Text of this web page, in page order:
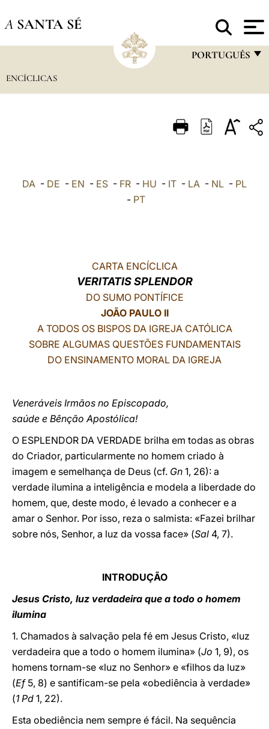
A SANTA SÉ
PORTUGUÊS
ITALIANO
LATINE
ENCÍCLICAS
DA - DE - EN - ES - FR - HU - IT - LA - NL - PL
- PT
CARTA ENCÍCLICA
VERITATIS SPLENDOR
DO SUMO PONTÍFICE
JOÃO PAULO II
A TODOS OS BISPOS DA IGREJA CATÓLICA
SOBRE ALGUMAS QUESTÕES FUNDAMENTAIS
DO ENSINAMENTO MORAL DA IGREJA
Veneráveis Irmãos no Episcopado,
saúde e Bênção Apostólica!
O ESPLENDOR DA VERDADE brilha em todas as obras
do Criador, particularmente no homem criado à
imagem e semelhança de Deus (cf. Gn 1, 26): a
verdade ilumina a inteligência e modela a liberdade do
homem, que, deste modo, é levado a conhecer e a
amar o Senhor. Por isso, reza o salmista: «Fazei brilhar
sobre nós, Senhor, a luz da vossa face» (Sal 4, 7).
INTRODUÇÃO
Jesus Cristo, luz verdadeira que a todo o homem
ilumina
1. Chamados à salvação pela fé em Jesus Cristo, «luz
verdadeira que a todo o homem ilumina» (Jo 1, 9), os
homens tornam-se «luz no Senhor» e «filhos da luz»
(Ef 5, 8) e santificam-se pela «obediência à verdade»
(1 Pd 1, 22).
Esta obediência nem sempre é fácil. Na sequência